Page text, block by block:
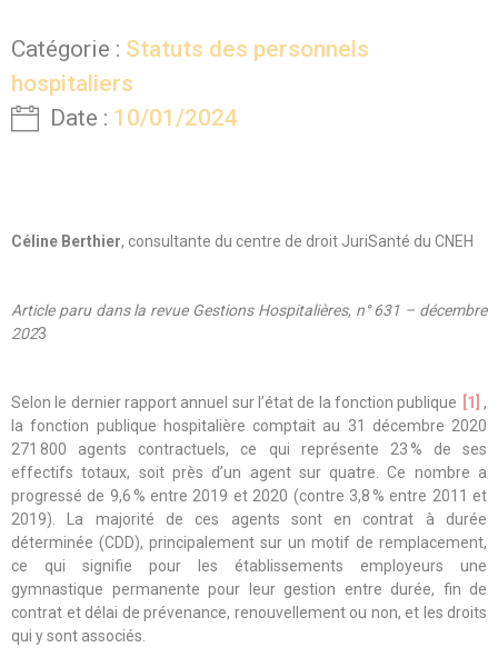
Catégorie : Statuts des personnels
hospitaliers
Date : 10/01/2024
Céline Berthier, consultante du centre de droit JuriSanté du CNEH
Article paru dans la revue Gestions Hospitalières, n° 631 – décembre
2023
Selon le dernier rapport annuel sur l’état de la fonction publique [1]
,
la fonction publique hospitalière comptait au 31 décembre 2020
271 800 agents contractuels, ce qui représente 23 % de ses
effectifs totaux, soit près d’un agent sur quatre. Ce nombre a
progressé de 9,6 % entre 2019 et 2020 (contre 3,8 % entre 2011 et
2019). La majorité de ces agents sont en contrat à durée
déterminée (CDD), principalement sur un motif de remplacement,
ce qui signifie pour les établissements employeurs une
gymnastique permanente pour leur gestion entre durée, fin de
contrat et délai de prévenance, renouvellement ou non, et les droits
qui y sont associés.